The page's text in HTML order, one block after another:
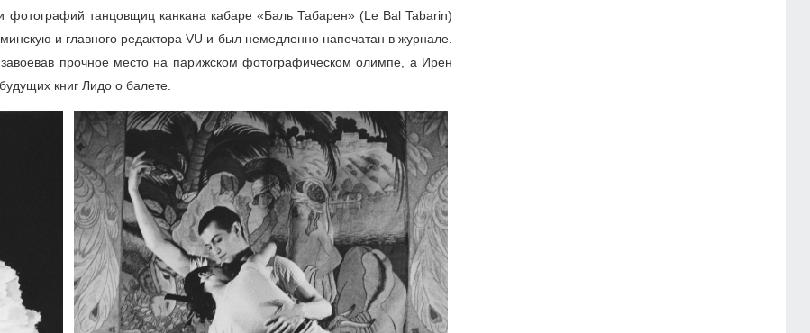
танцовщиц канкана кабаре «Баль Табарен» (Le Bal Tabarin)
и главного редактора VU и был немедленно напечатан в журнале.
прочное место на парижском фотографическом олимпе, а Ирен
книг Лидо о балете.